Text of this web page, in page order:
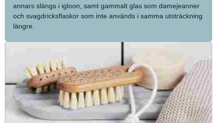
annars slängs i igloon, samt gammalt glas som damejeanner
och svagdricksflaskor som inte används i samma utsträckning
längre.